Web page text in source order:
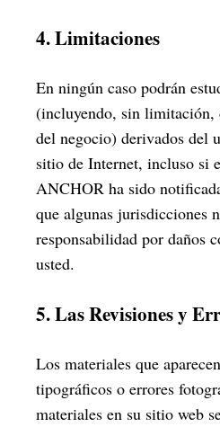
4. Limitaciones
En ningún caso podrán
(incluyendo, sin limitación,
del negocio) derivados del
sitio de Internet, incluso si
ANCHOR ha sido
que algunas jurisdicciones
responsabilidad por daños
usted.
5. Las Revisiones y
Los materiales que
tipográficos o errores
materiales en su sitio web